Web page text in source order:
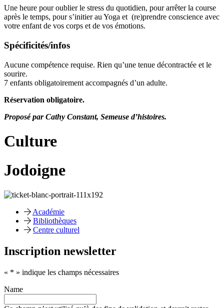
Une heure pour oublier le stress du quotidien, pour arrêter la course
après le temps, pour s’initier au Yoga et (re)prendre conscience avec
votre enfant de vos corps et de vos émotions.
Spécificités/infos
Aucune compétence requise. Rien qu’une tenue décontractée et le
sourire.
7 enfants obligatoirement accompagnés d’un adulte.
Réservation obligatoire.
Proposé par Cathy Constant, Semeuse d’histoires.
Culture
Jodoigne
Académie
Bibliothèques
Centre culturel
Inscription newsletter
« * » indique les champs nécessaires
Name